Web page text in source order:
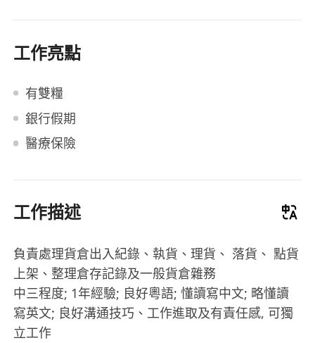
工作亮點
有雙糧
銀行假期
醫療保險
工作描述
負責處理貨倉出入紀錄、執貨、理貨、 落貨、 點貨
上架、整理倉存記錄及一般貨倉雜務
中三程度; 1年經驗; 良好粵語; 懂讀寫中文; 略懂讀
寫英文; 良好溝通技巧、工作進取及有責任感, 可獨
立工作